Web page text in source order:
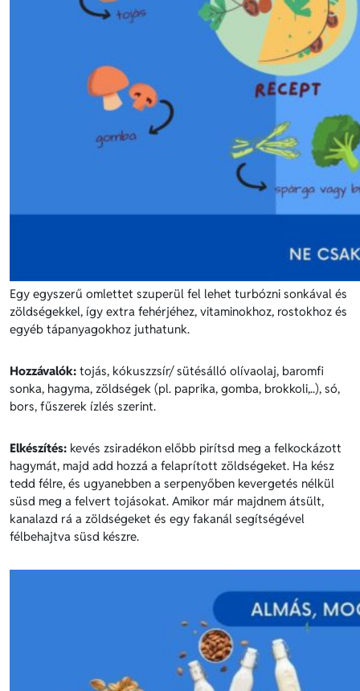
Egy egyszerű omlettet szuperül fel lehet turbózni sonkával és
zöldségekkel, így extra fehérjéhez, vitaminokhoz, rostokhoz és
egyéb tápanyagokhoz juthatunk.
Hozzávalók: tojás, kókuszzsír/ sütésálló olívaolaj, baromfi
sonka, hagyma, zöldségek (pl. paprika, gomba, brokkoli,..), só,
bors, fűszerek ízlés szerint.
Elkészítés: kevés zsiradékon előbb pirítsd meg a felkockázott
hagymát, majd add hozzá a felaprított zöldségeket. Ha kész
tedd félre, és ugyanebben a serpenyőben kevergetés nélkül
süsd meg a felvert tojásokat. Amikor már majdnem átsült,
kanalazd rá a zöldségeket és egy fakanál segítségével
félbehajtva süsd készre.